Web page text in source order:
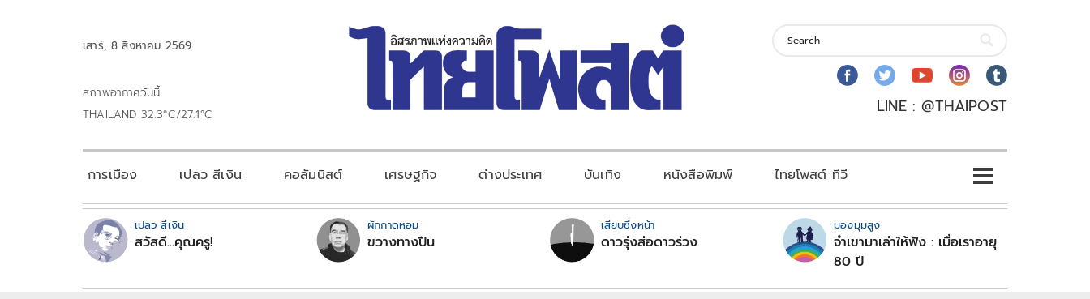
เสาร์, 8 สิงหาคม 2569
สภาพอากาศวันนี้
THAILAND 32.3°C/27.1°C
LINE : @THAIPOST
การเมือง เปลว สีเงิน คอลัมนิสต์ เศรษฐกิจ ต่างประเทศ บันเทิง หนังสือพิมพ์ ไทยโพสต์ ทีวี
เปลว สีเงิน
สวัสดี...คุณครู!
ผักกาดหอม
ขวางทางปืน
เสียบซึ่งหน้า
ดาวรุ่งส่อดาวร่วง
มองมุมสูง
จำเขามาเล่าให้ฟัง : เมื่อเราอายุ
80 ปี